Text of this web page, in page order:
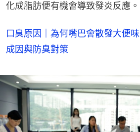
化成脂肪便有機會導致發炎反應。
口臭原因｜為何嘴巴會散發大便
成因與防臭對策